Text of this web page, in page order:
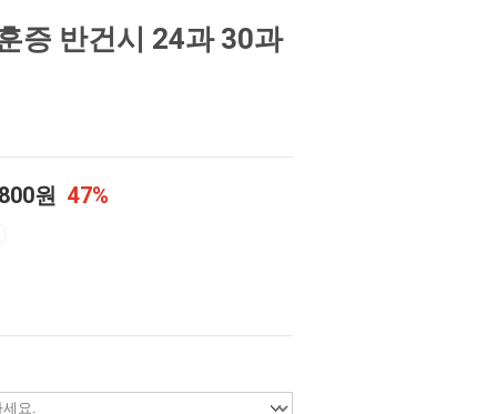
증 반건시 24과 30과
원 47%